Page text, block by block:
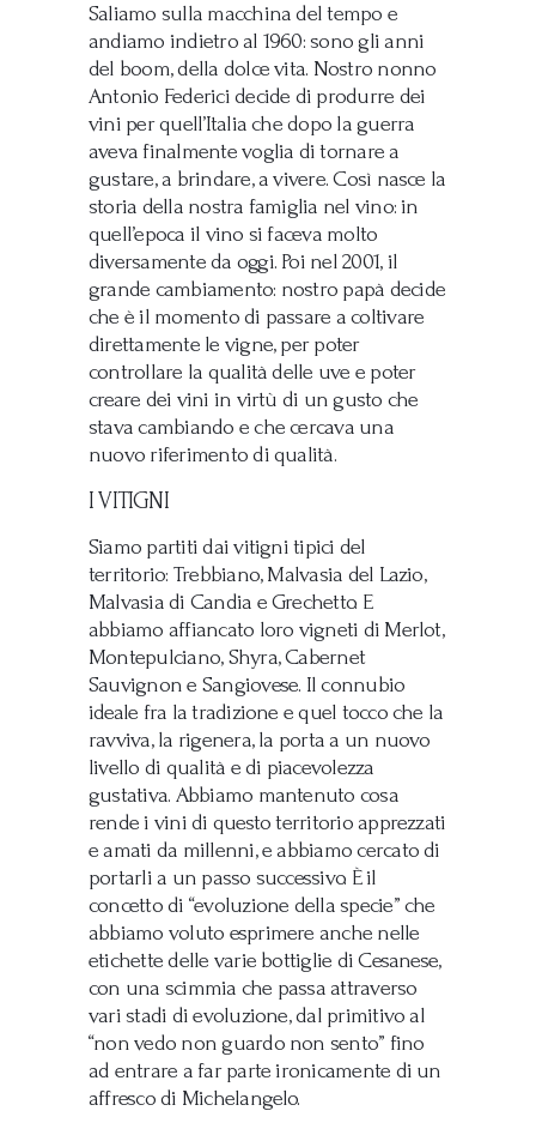
Saliamo sulla macchina del tempo e
andiamo indietro al 1960: sono gli anni
del boom, della dolce vita. Nostro nonno
Antonio Federici decide di produrre dei
vini per quell’Italia che dopo la guerra
aveva finalmente voglia di tornare a
gustare, a brindare, a vivere. Così nasce la
storia della nostra famiglia nel vino: in
quell’epoca il vino si faceva molto
diversamente da oggi. Poi nel 2001, il
grande cambiamento: nostro papà decide
che è il momento di passare a coltivare
direttamente le vigne, per poter
controllare la qualità delle uve e poter
creare dei vini in virtù di un gusto che
stava cambiando e che cercava una
nuovo riferimento di qualità.
I VITIGNI
Siamo partiti dai vitigni tipici del
territorio: Trebbiano, Malvasia del Lazio,
Malvasia di Candia e Grechetto. E
abbiamo affiancato loro vigneti di Merlot,
Montepulciano, Shyra, Cabernet
Sauvignon e Sangiovese. Il connubio
ideale fra la tradizione e quel tocco che la
ravviva, la rigenera, la porta a un nuovo
livello di qualità e di piacevolezza
gustativa. Abbiamo mantenuto cosa
rende i vini di questo territorio apprezzati
e amati da millenni, e abbiamo cercato di
portarli a un passo successivo. È il
concetto di “evoluzione della specie” che
abbiamo voluto esprimere anche nelle
etichette delle varie bottiglie di Cesanese,
con una scimmia che passa attraverso
vari stadi di evoluzione, dal primitivo al
“non vedo non guardo non sento” fino
ad entrare a far parte ironicamente di un
affresco di Michelangelo.